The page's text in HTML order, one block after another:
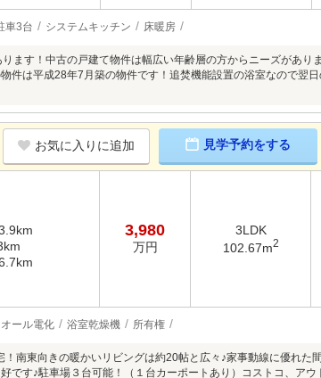
車3台 システムキッチン 床暖房
ます！中古の戸建て物件は幅広い年齢層の方からニーズがあり
件は平成28年7月築の物件です！追焚機能設置の浴室なので翌日
お気に入りに追加 見学予約をする
3,980
万円
3LDK
102.67m2
オール電化 浴室乾燥機 所有権
南東向きの暖かいリビングは約20帖と広々♪家事動線に優れた
です♪駐車場３台可能！（１台カーポートあり）コストコ、ア